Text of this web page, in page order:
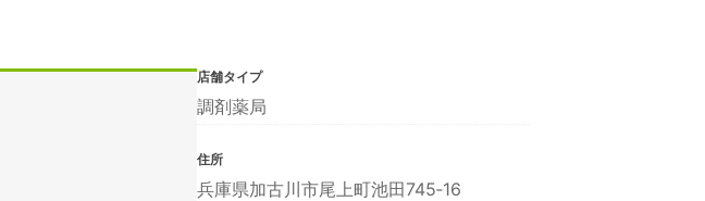
店舗タイプ
調剤薬局
住所
兵庫県加古川市尾上町池田745‐16